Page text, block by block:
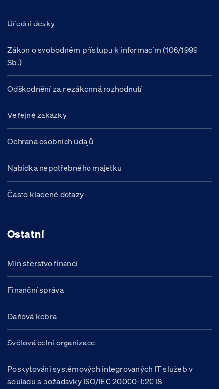
Úřední desky
Zákon o svobodném přístupu k informacím (106/1999
Sb.)
Odškodnění za nezákonná rozhodnutí
Veřejné zakázky
Ochrana osobních údajů
Nabídka nepotřebného majetku
Často kladené dotazy
Ostatní
Ministerstvo financí
Finanční správa
Daňová kobra
Světová celní organizace
Poskytování systémových integrovaných IT služeb v
souladu s požadavky ISO/IEC 20000-1:2018